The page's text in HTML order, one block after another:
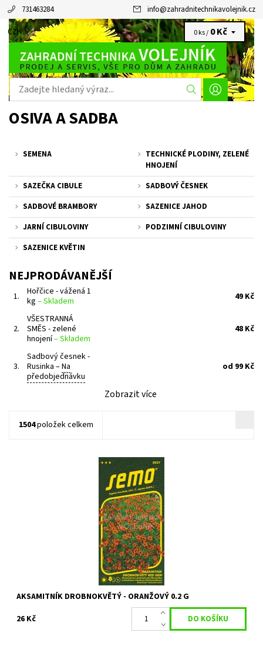
731463284 info@zahradnitechnikavolejnik.cz
CZK 0 ks / 0 Kč
OSIVA A SADBA
SEMENA
TECHNICKÉ PLODINY, ZELENÉ
HNOJENÍ
SAZEČKA CIBULE
SADBOVÝ ČESNEK
SADBOVÉ BRAMBORY
SAZENICE JAHOD
JARNÍ CIBULOVINY
PODZIMNÍ CIBULOVINY
SAZENICE KVĚTIN
NEJPRODÁVANĚJŠÍ
1.
Hořčice - vážená 1
kg –Skladem 49 Kč
2.
VŠESTRANNÁ
SMĚS - zelené
hnojení–Skladem
48 Kč
3.
Sadbový česnek -
Rusinka –Na
předobjednávku
od 99 Kč
Zobrazit více
1504položek celkem
Letnička s jemně vykrajovanými listy
Na objednání, skladem do 5 dnů
AKSAMITNÍK DROBNOKVĚTÝ - ORANŽOVÝ 0.2 G
26 Kč